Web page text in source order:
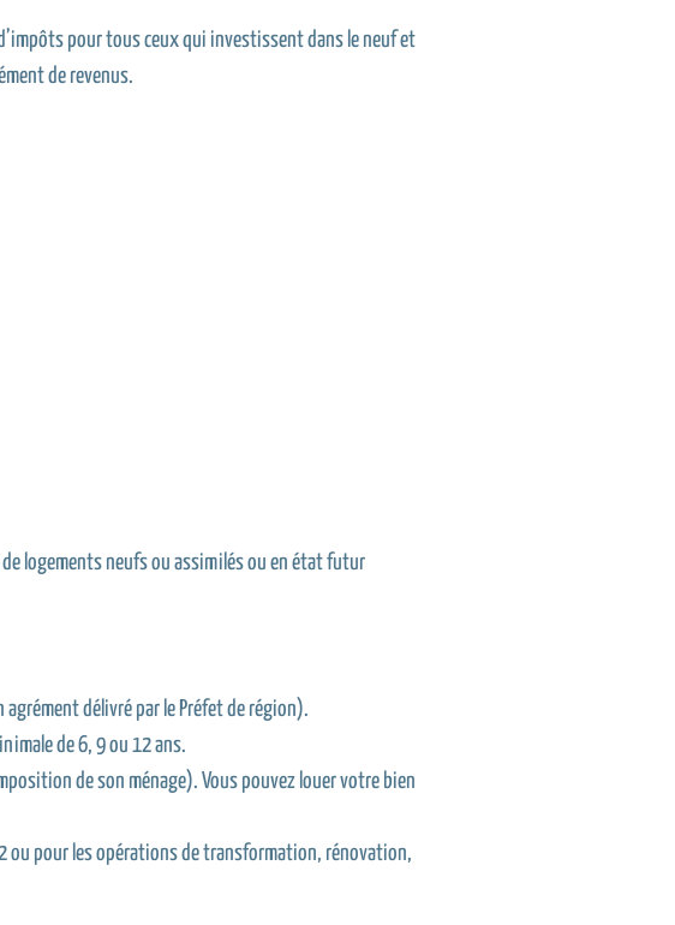
pour tous ceux qui investissent dans le neuf et
de revenus.
logements neufs ou assimilés ou en état futur
agrément délivré par le Préfet de région).
de 6, 9 ou 12 ans.
de son ménage). Vous pouvez louer votre bien
ou pour les opérations de transformation, rénovation,